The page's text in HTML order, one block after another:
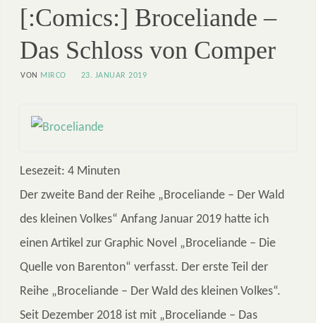
[:Comics:] Broceliande –
Das Schloss von Comper
VON MIRCO 23. JANUAR 2019
Lesezeit: 4 Minuten
Der zweite Band der Reihe „Broceliande – Der Wald
des kleinen Volkes“ Anfang Januar 2019 hatte ich
einen Artikel zur Graphic Novel „Broceliande – Die
Quelle von Barenton“ verfasst. Der erste Teil der
Reihe „Broceliande – Der Wald des kleinen Volkes“.
Seit Dezember 2018 ist mit „Broceliande – Das